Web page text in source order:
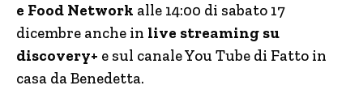
e Food Network alle 14:00 di sabato 17
dicembre anche in live streaming su
discovery+ e sul canale You Tube di Fatto in
casa da Benedetta.